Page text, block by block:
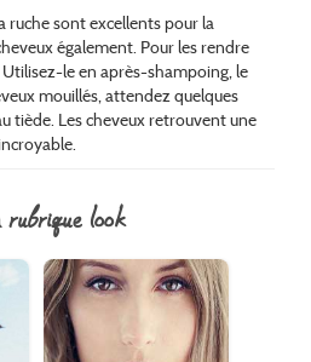
ruche sont excellents pour la
également. Pour les rendre
Utilisez-le en après-shampoing, le
mouillés, attendez quelques
tiède. Les cheveux retrouvent une
rubrique look